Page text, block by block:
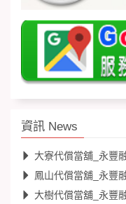
資訊 News
大寮代償當舖_永豐
鳳山代償當舖_永豐
大樹代償當舖_永豐